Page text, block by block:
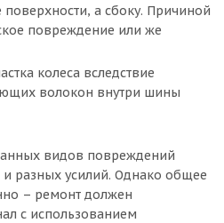
а сбоку. Причиной
повреждение или же
колеса вследствие
волокон внутри шины
видов повреждений
и разных усилий. Однако общее
– ремонт должен
с использованием